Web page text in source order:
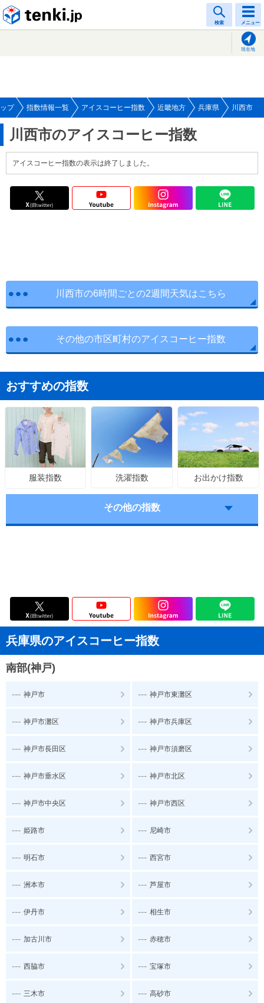
検索 メニュー
現在地
プ 指数情報一覧 アイスコーヒー指数 近畿地方 兵庫県 川西市
川西市のアイスコーヒー指数
アイスコーヒー指数の表示は終了しました。
川西市の6時間ごとの2週間天気はこちら
その他の市区町村のアイスコーヒー指数
おすすめの指数
服装指数 洗濯指数 お出かけ指数
その他の指数
兵庫県のアイスコーヒー指数
南部(神戸)
--- 神戸市 --- 神戸市東灘区
--- 神戸市灘区 --- 神戸市兵庫区
--- 神戸市長田区 --- 神戸市須磨区
--- 神戸市垂水区 --- 神戸市北区
--- 神戸市中央区 --- 神戸市西区
--- 姫路市 --- 尼崎市
--- 明石市 --- 西宮市
--- 洲本市 --- 芦屋市
--- 伊丹市 --- 相生市
--- 加古川市 --- 赤穂市
--- 西脇市 --- 宝塚市
--- 三木市 --- 高砂市